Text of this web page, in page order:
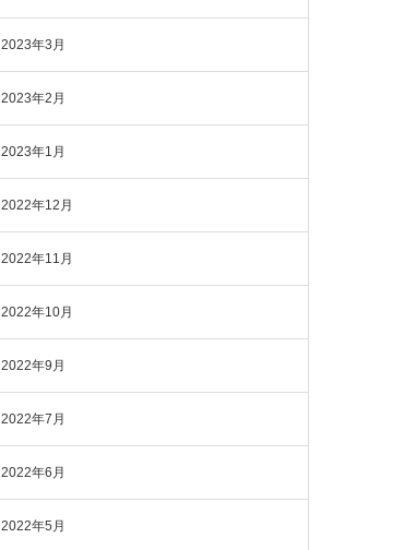
2023年3月
2023年2月
2023年1月
2022年12月
2022年11月
2022年10月
2022年9月
2022年7月
2022年6月
2022年5月